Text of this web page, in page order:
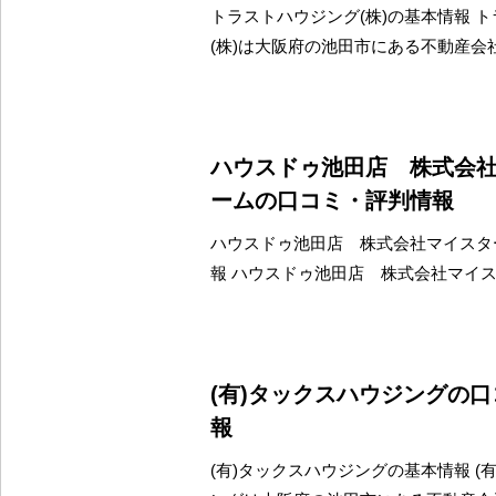
トラストハウジング(株)の基本情報
(株)は大阪府の池田市にある不動産会
ハウスドゥ池田店 株式会
ームの口コミ・評判情報
ハウスドゥ池田店 株式会社マイスタ
報 ハウスドゥ池田店 株式会社マイ
(有)タックスハウジングの
報
(有)タックスハウジングの基本情報 (